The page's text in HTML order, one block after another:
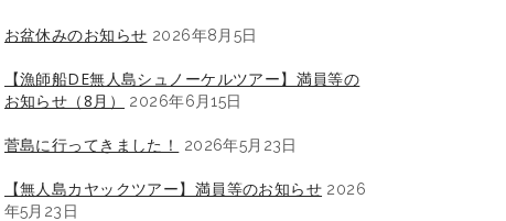
お盆休みのお知らせ 2026年8月5日
【漁師船DE無人島シュノーケルツアー】満員等の
お知らせ（8月）
2026年6月15日
菅島に行ってきました！ 2026年5月23日
【無人島カヤックツアー】満員等のお知らせ 2026
年5月23日